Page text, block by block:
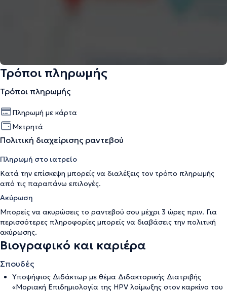
Τρόποι πληρωμής
Τρόποι πληρωμής
Πληρωμή με κάρτα
Μετρητά
Πολιτική διαχείρισης ραντεβού
Πληρωμή στο ιατρείο
Κατά την επίσκεψη μπορείς να διαλέξεις τον τρόπο πληρωμής
από τις παραπάνω επιλογές.
Ακύρωση
Μπορείς να ακυρώσεις το ραντεβού σου μέχρι 3 ώρες πριν. Για
περισσότερες πληροφορίες μπορείς να διαβάσεις την πολιτική
ακύρωσης.
Βιογραφικό και καριέρα
Σπουδές
Υποψήφιος Διδάκτωρ με θέμα Διδακτορικής Διατριβής
«Μοριακή Επιδημιολογία της HPV λοίμωξης στον καρκίνο του